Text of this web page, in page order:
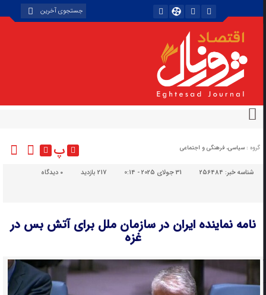
گروه : سیاسی، فرهنگی و اجتماعی پ
شناسه خبر:256484 31 جولای 2025 - 0:14 217 بازدید دیدگاه
نامه نماینده ایران در سازمان ملل برای آتش بس در
غزه